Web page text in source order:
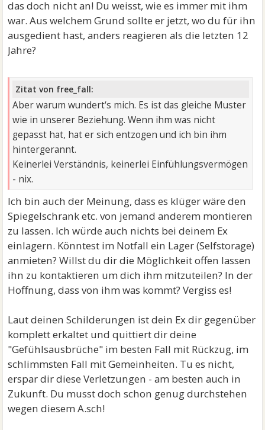
das doch nicht an! Du weisst, wie es immer mit ihm
war. Aus welchem Grund sollte er jetzt, wo du für ihn
ausgedient hast, anders reagieren als die letzten 12
Jahre?
Zitat von free_fall:
Aber warum wundert‘s mich. Es ist das gleiche Muster
wie in unserer Beziehung. Wenn ihm was nicht
gepasst hat, hat er sich entzogen und ich bin ihm
hintergerannt.
Keinerlei Verständnis, keinerlei Einfühlungsvermögen
- nix.
Ich bin auch der Meinung, dass es klüger wäre den
Spiegelschrank etc. von jemand anderem montieren
zu lassen. Ich würde auch nichts bei deinem Ex
einlagern. Könntest im Notfall ein Lager (Selfstorage)
anmieten? Willst du dir die Möglichkeit offen lassen
ihn zu kontaktieren um dich ihm mitzuteilen? In der
Hoffnung, dass von ihm was kommt? Vergiss es!
Laut deinen Schilderungen ist dein Ex dir gegenüber
komplett erkaltet und quittiert dir deine
"Gefühlsausbrüche" im besten Fall mit Rückzug, im
schlimmsten Fall mit Gemeinheiten. Tu es nicht,
erspar dir diese Verletzungen - am besten auch in
Zukunft. Du musst doch schon genug durchstehen
wegen diesem A.sch!